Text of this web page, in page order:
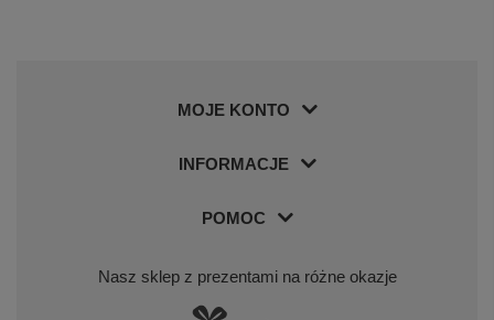
MOJE KONTO
INFORMACJE
POMOC
Nasz sklep z prezentami na różne okazje